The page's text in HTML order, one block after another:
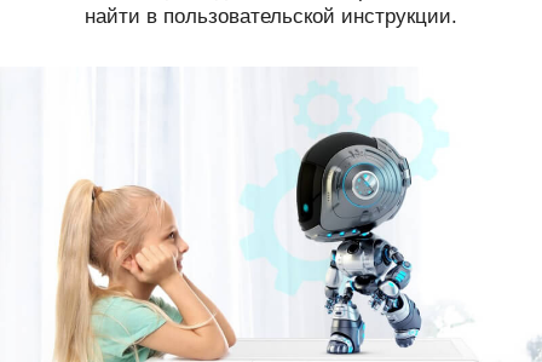
найти в пользовательской инструкции.